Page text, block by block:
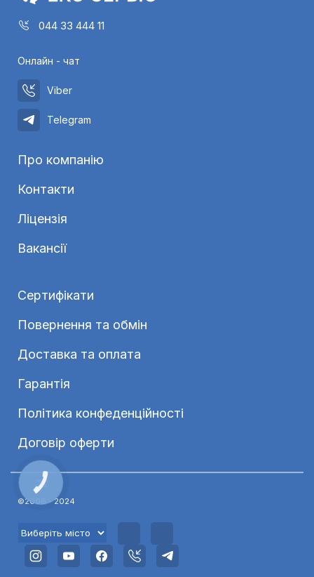
044 33 444 11
Онлайн - чат
Viber
Telegram
Про компанію
Контакти
Ліцензія
Вакансії
Сертифікати
Повернення та обмін
Доставка та оплата
Гарантія
Політика конфеденційності
Договір оферти
©2006 - 2024
КНОПКА
ЗВ'ЯЗКУ